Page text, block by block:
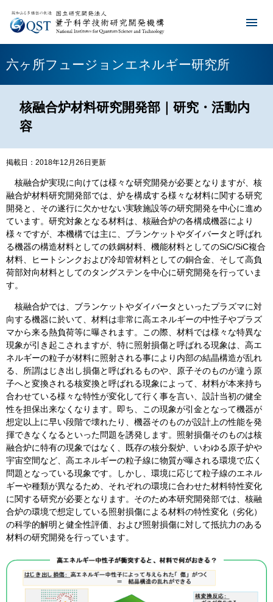
六ヶ所フュージョンエネルギー研究所
核融合炉材料研究開発部｜研究・活動内
容
掲載日：2018年12月26日更新
核融合炉実現に向けては様々な研究開発が必要となりますが、核
融合炉材料研究開発部では、炉を構成する様々な材料に関する研究
開発と、その遂行に欠かせない実験施設等の研究開発を中心に進め
ています。研究対象となる材料は、核融合炉の各構成機器により
様々ですが、本機構では主に、ブランケットやダイバータと呼ばれ
る機器の構造材料としての鉄鋼材料、機能材料としてのSiC/SiC複合
材料、ヒートシンクおよび冷却管材料としての銅合金、そして高負
荷部対向材料としてのタングステンを中心に研究開発を行っていま
す。
核融合炉では、ブランケットやダイバータといったプラズマに対
向する機器に於いて、材料は非常に高エネルギーの中性子やプラズ
マから来る熱負荷等に曝されます。この際、材料では様々な特異な
現象が引き起こされますが、特に照射損傷と呼ばれる現象は、高エ
ネルギーの粒子が材料に照射される事により内部の結晶構造が乱れ
る、所謂はじき出し損傷と呼ばれるものや、原子そのものが違う原
子へと変換される核変換と呼ばれる現象によって、材料が本来持ち
合わせている様々な特性が変化して行く事を言い、設計当初の健全
性を担保出来なくなります。即ち、この現象が引金となって機器が
想定以上に早い段階で壊れたり、機器そのものが設計上の性能を発
揮できなくなるといった問題を誘発します。照射損傷そのものは核
融合炉に特有の現象ではなく、既存の核分裂炉、いわゆる原子炉や
宇宙空間など、高エネルギーの粒子線に物質が曝される環境で広く
問題となっている現象です。しかし、環境に応じて粒子線のエネル
ギーや種類が異なるため、それぞれの環境に合わせた材料特性変化
に関する研究が必要となります。そのため本研究開発部では、核融
合炉の環境で想定している照射損傷による材料の特性変化（劣化）
の科学的解明と健全性評価、および照射損傷に対して抵抗力のある
材料の研究開発を行っています。